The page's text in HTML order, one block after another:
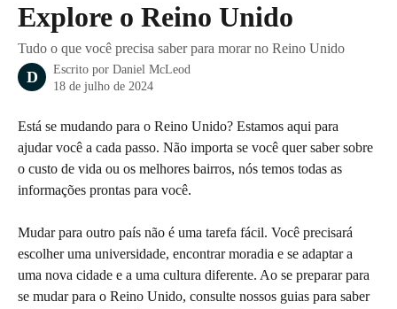
Explore o Reino Unido
Tudo o que você precisa saber para morar no Reino Unido
D Escrito por Daniel McLeod
18 de julho de 2024
Está se mudando para o Reino Unido? Estamos aqui para
ajudar você a cada passo. Não importa se você quer saber sobre
o custo de vida ou os melhores bairros, nós temos todas as
informações prontas para você.
Mudar para outro país não é uma tarefa fácil. Você precisará
escolher uma universidade, encontrar moradia e se adaptar a
uma nova cidade e a uma cultura diferente. Ao se preparar para
se mudar para o Reino Unido, consulte nossos guias para saber